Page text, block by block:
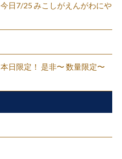
日7/25 みこしがえんがわにや
日限定！ 是非〜 数量限定〜